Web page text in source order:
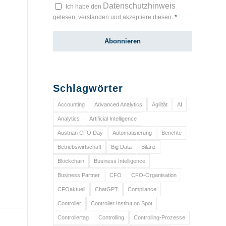
Ich habe den Datenschutzhinweis
gelesen, verstanden und akzeptiere diesen.*
Schlagwörter
Accounting Advanced Analytics Agilität AI
Analytics Artificial Intelligence
Austrian CFO Day Automatisierung Berichte
Betriebswirtschaft Big Data Bilanz
Blockchain Business Intelligence
Business Partner CFO CFO-Organisation
CFOaktuell ChatGPT Compliance
Controller Controller Institut on Spot
Controllertag Controlling Controlling-Prozesse